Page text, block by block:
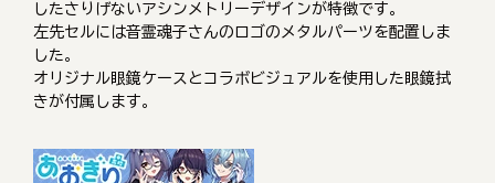
したさりげないアシンメトリーデザインが特徴です。
左先セルには音霊魂子さんのロゴのメタルパーツを配置しま
した。
オリジナル眼鏡ケースとコラボビジュアルを使用した眼鏡拭
きが付属します。